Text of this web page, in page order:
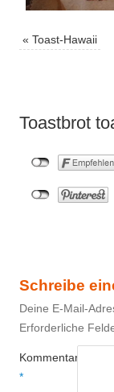
« Toast-Hawaii
Toastbrot
Schreibe
Deine E-Mail-
Erforderliche
Kommentar
*